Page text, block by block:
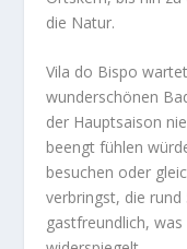
die Natur.
Vila do Bispo
wunderschönen
der Hauptsaison
beengt fühlen
besuchen oder
verbringst, die
gastfreundlich,